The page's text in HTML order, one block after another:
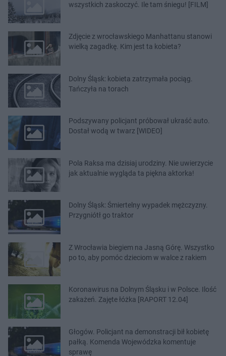
wszystkich zaskoczyć. Ile tam śniegu! [FILM]
Zdjęcie z wrocławskiego Manhattanu stanowi
wielką zagadkę. Kim jest ta kobieta?
Dolny Śląsk: kobieta zatrzymała pociąg.
Tańczyła na torach
Podszywany policjant próbował ukraść auto.
Dostał wodą w twarz [WIDEO]
Pola Raksa ma dzisiaj urodziny. Nie uwierzycie
jak aktualnie wygląda ta piękna aktorka!
Dolny Śląsk: Śmiertelny wypadek mężczyzny.
Przygniótł go traktor
Z Wrocławia biegiem na Jasną Górę. Wszystko
po to, aby pomóc dzieciom w walce z rakiem
Koronawirus na Dolnym Śląsku i w Polsce. Ilość
zakażeń. Zajęte łóżka [RAPORT 12.04]
Głogów. Policjant na demonstracji bił kobietę
pałką. Komenda Wojewódzka komentuje
sprawę